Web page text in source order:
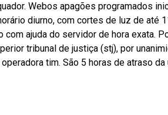
Webos apagões programados
diurno, com cortes de luz de até
ajuda do servidor de hora exata.
tribunal de justiça (stj), por
tim. São 5 horas de atraso da